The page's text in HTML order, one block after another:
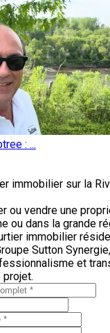
: ...
immobilier sur la
ou vendre une
ou dans la grande
immobilier
Sutton
et